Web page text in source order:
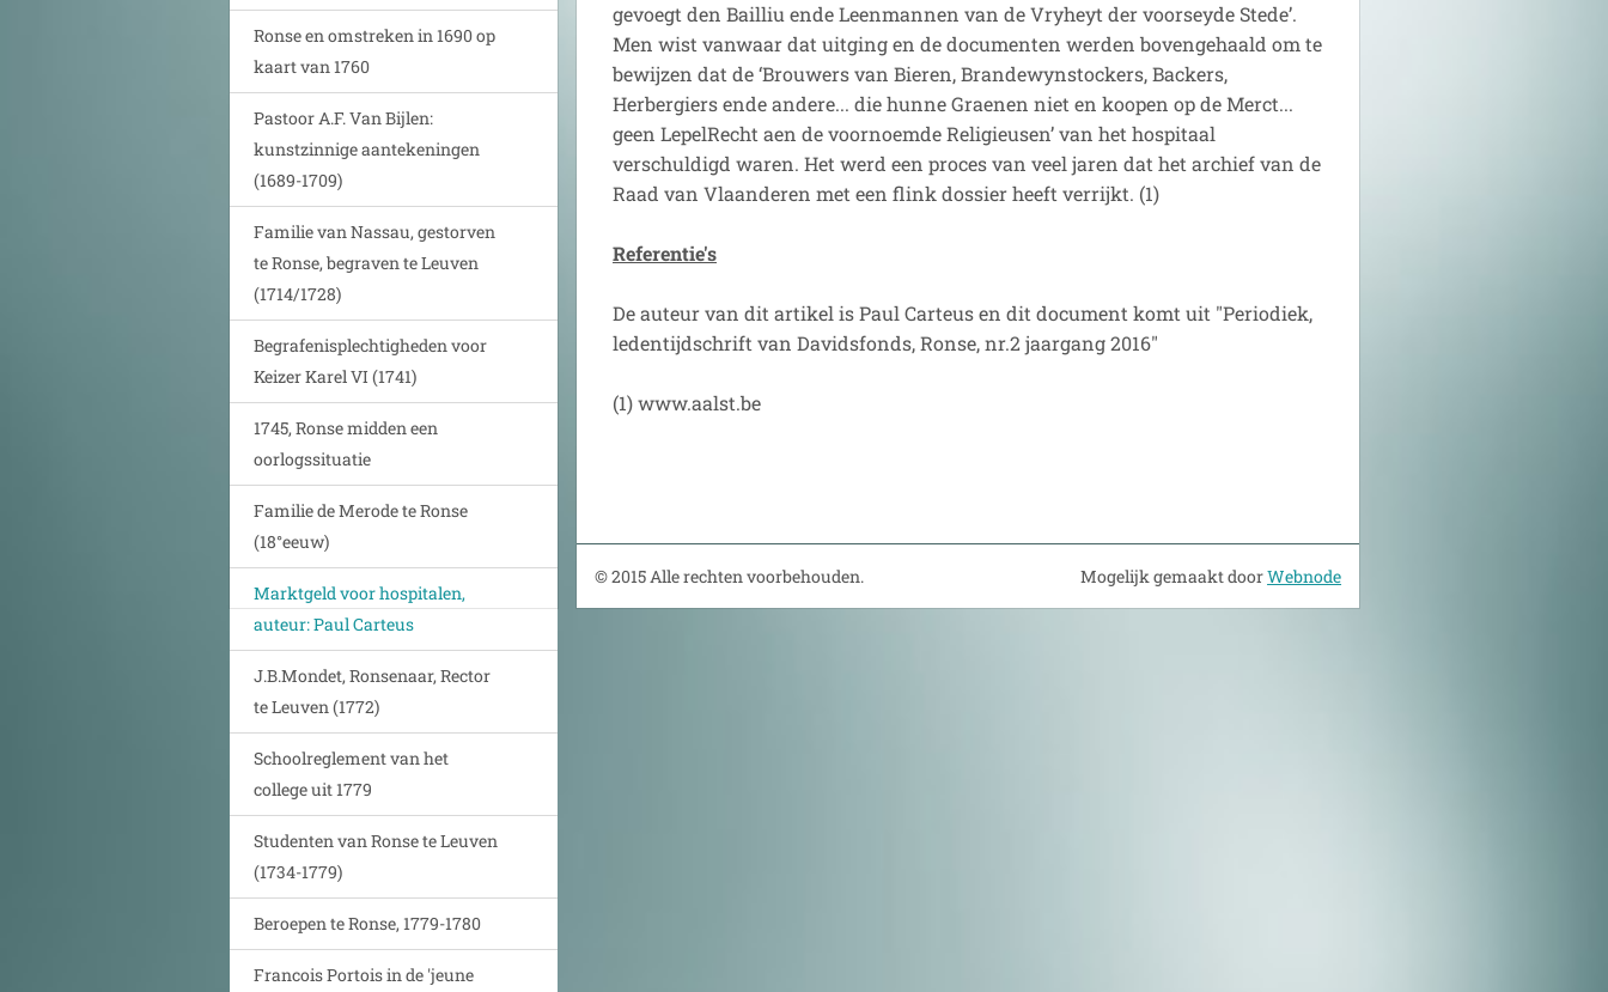
Ronse en omstreken in 1690 op
kaart van 1760
Pastoor A.F. Van Bijlen:
kunstzinnige aantekeningen
(1689-1709)
Familie van Nassau, gestorven
te Ronse, begraven te Leuven
(1714/1728)
Begrafenisplechtigheden voor
Keizer Karel VI (1741)
1745, Ronse midden een
oorlogssituatie
Familie de Merode te Ronse
(18°eeuw)
Marktgeld voor hospitalen,
auteur: Paul Carteus
J.B.Mondet, Ronsenaar, Rector
te Leuven (1772)
Schoolreglement van het
college uit 1779
Studenten van Ronse te Leuven
(1734-1779)
Beroepen te Ronse, 1779-1780
Francois Portois in de 'jeune
gevoegt den Bailliu ende Leenmannen van de Vryheyt der voorseyde Stede’.
Men wist vanwaar dat uitging en de documenten werden bovengehaald om te
bewijzen dat de ‘Brouwers van Bieren, Brandewynstockers, Backers,
Herbergiers ende andere... die hunne Graenen niet en koopen op de Merct...
geen LepelRecht aen de voornoemde Religieusen’ van het hospitaal
verschuldigd waren. Het werd een proces van veel jaren dat het archief van de
Raad van Vlaanderen met een flink dossier heeft verrijkt. (1)
Referentie's
De auteur van dit artikel is Paul Carteus en dit document komt uit "Periodiek,
ledentijdschrift van Davidsfonds, Ronse, nr.2 jaargang 2016"
(1) www.aalst.be
© 2015 Alle rechten voorbehouden. Mogelijk gemaakt doorWebnode